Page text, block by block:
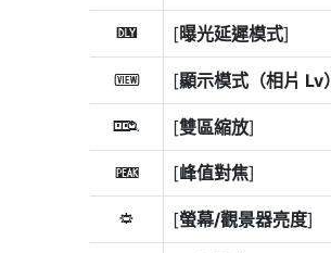
z [曝光延遲模式]
m [顯示模式（相片 Lv）
z [雙區縮放]
W [峰值對焦]
3 [螢幕/觀景器亮度]